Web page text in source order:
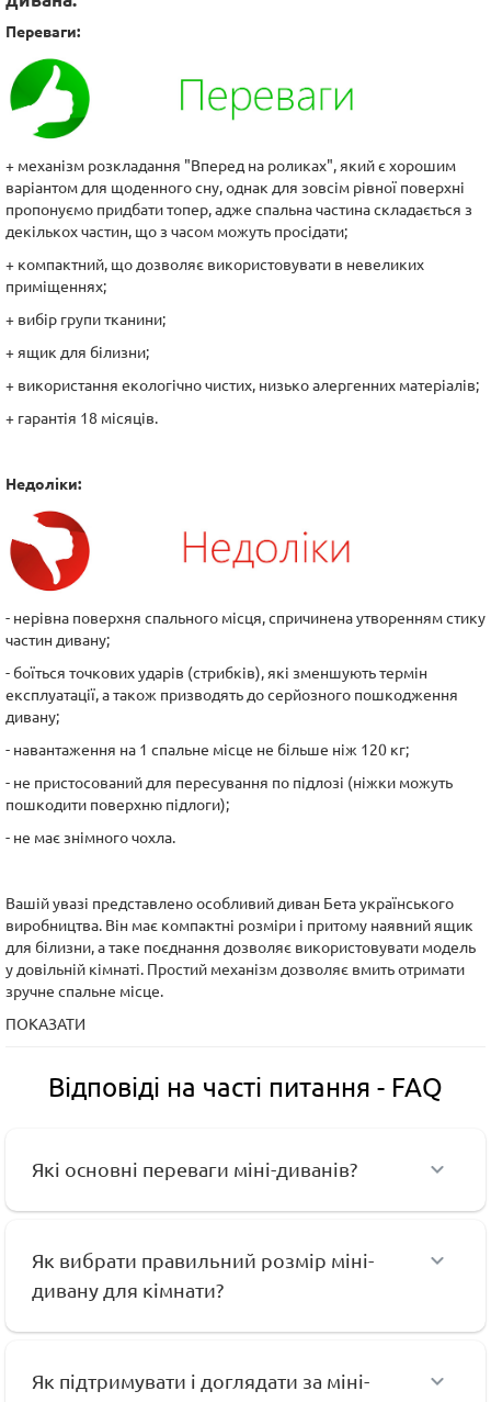
Переваги:
+ механізм розкладання "Вперед на роликах", який є хорошим
варіантом для щоденного сну, однак для зовсім рівної поверхні
пропонуємо придбати топер, адже спальна частина складається з
декількох частин, що з часом можуть просідати;
+ компактний, що дозволяє використовувати в невеликих
приміщеннях;
+ вибір групи тканини;
+ ящик для білизни;
+ використання екологічно чистих, низько алергенних матеріалів;
+ гарантія 18 місяців.
Недоліки:
- нерівна поверхня спального місця, спричинена утворенням стику
частин дивану;
- боїться точкових ударів (стрибків), які зменшують термін
експлуатації, а також призводять до серйозного пошкодження
дивану;
- навантаження на 1 спальне місце не більше ніж 120 кг;
- не пристосований для пересування по підлозі (ніжки можуть
пошкодити поверхню підлоги);
- не має знімного чохла.
Вашій увазі представлено особливий диван Бета українського
виробництва. Він має компактні розміри і притому наявний ящик
для білизни, а таке поєднання дозволяє використовувати модель
у довільній кімнаті. Простий механізм дозволяє вмить отримати
зручне спальне місце.
ПОКАЗАТИ
Відповіді на часті питання - FAQ
Які основні переваги міні-диванів?
Як вибрати правильний розмір міні-
дивану для кімнати?
Як підтримувати і доглядати за міні-